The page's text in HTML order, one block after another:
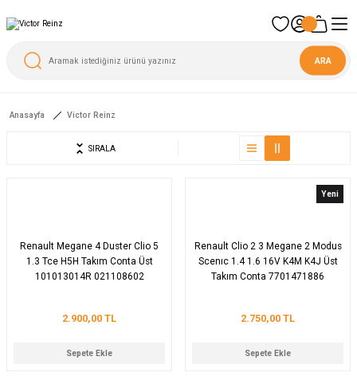
ARA
Anasayfa Victor Reinz
SIRALA
Renault Megane 4 Duster Clio 5
1.3 Tce H5H Takım Conta Üst
101013014R 021108602
2.900,00 TL
Sepete Ekle
Yeni
Renault Clio 2 3 Megane 2 Modus
Scenıc 1.4 1.6 16V K4M K4J Üst
Takım Conta 7701471886
2.750,00 TL
Sepete Ekle